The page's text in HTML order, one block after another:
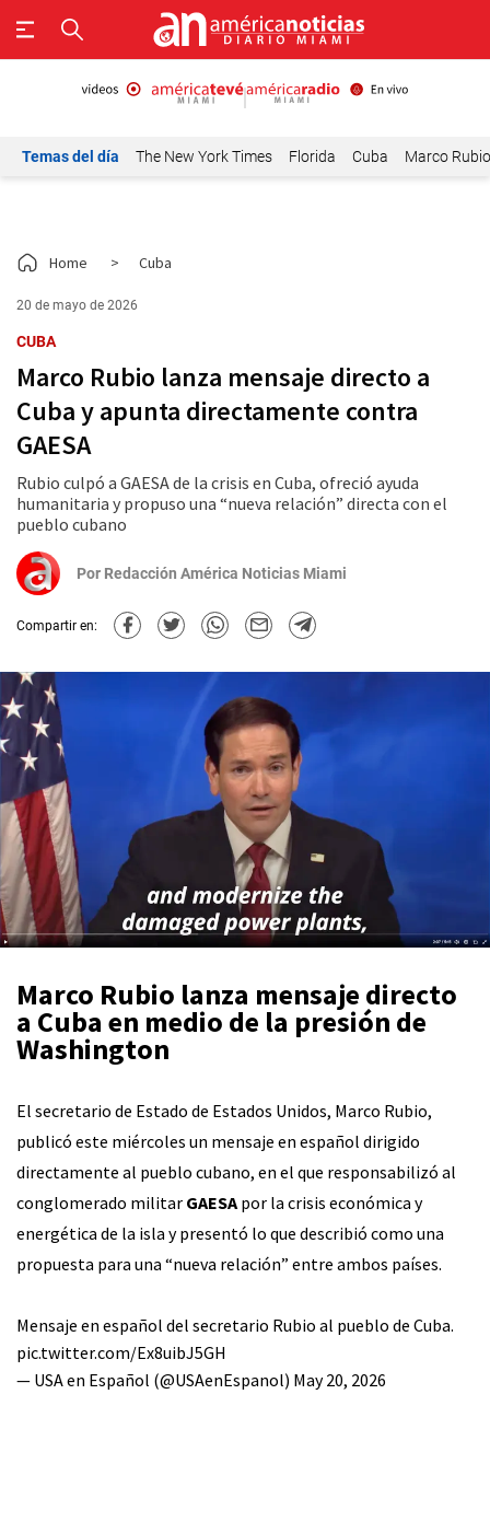
Temas del día The New York Times Florida Cuba Marco Rubio
Home > Cuba
20 de mayo de 2026
CUBA
Marco Rubio lanza mensaje directo a
Cuba y apunta directamente contra
GAESA
Rubio culpó a GAESA de la crisis en Cuba, ofreció ayuda
humanitaria y propuso una “nueva relación” directa con el
pueblo cubano
Por Redacción América Noticias Miami
Compartir en:
Marco Rubio lanza mensaje directo
a Cuba en medio de la presión de
Washington
El secretario de Estado de Estados Unidos, Marco Rubio,
publicó este miércoles un mensaje en español dirigido
directamente al pueblo cubano, en el que responsabilizó al
conglomerado militar GAESA por la crisis económica y
energética de la isla y presentó lo que describió como una
propuesta para una “nueva relación” entre ambos países.
Mensaje en español del secretario Rubio al pueblo de Cuba.
pic.twitter.com/Ex8uibJ5GH
— USA en Español (@USAenEspanol) May 20, 2026